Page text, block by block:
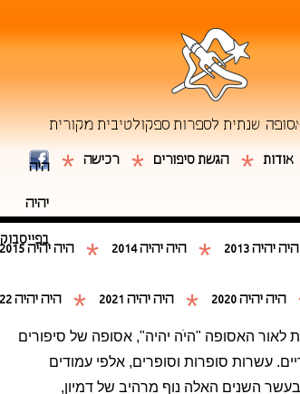
שנתית לספרות ספקולטיבית מקורית
אודות * הגשת סיפורים * רכישה * היה
יהיה
בפייסבוק
היה יהיה 2013 * היה יהיה 2014 * היה יהיה 2015
היה יהיה 2020 * היה יהיה 2021 * היה יהיה 2022
לאור האסופה "היֹה יהיה", אסופה של סיפורים
עשרות סופרות וסופרים, אלפי עמודים
בעשר השנים האלה נוף מרהיב של דמיון,